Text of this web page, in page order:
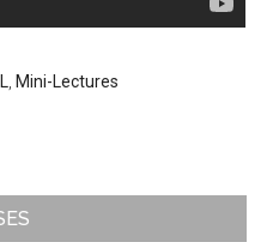
Mini-Lectures